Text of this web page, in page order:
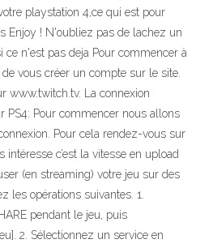
playstation 4,ce qui est pour
Enjoy ! N'oubliez pas de lachez un
ce n'est pas deja Pour commencer à
vous créer un compte sur le site.
www.twitch.tv. La connexion
PS4: Pour commencer nous allons
Pour cela rendez-vous sur
intéresse c’est la vitesse en upload
(en streaming) votre jeu sur des
les opérations suivantes. 1.
pendant le jeu, puis
2. Sélectionnez un service en